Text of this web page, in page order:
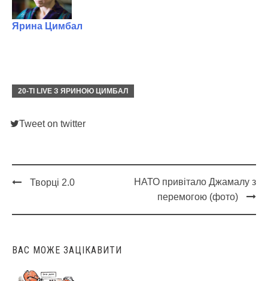
Ярина Цимбал
20-ТІ LIVE З ЯРИНОЮ ЦИМБАЛ
Tweet on twitter
navigation
Творці 2.0
НАТО привітало Джамалу з
перемогою (фото)
ВАС МОЖЕ ЗАЦІКАВИТИ